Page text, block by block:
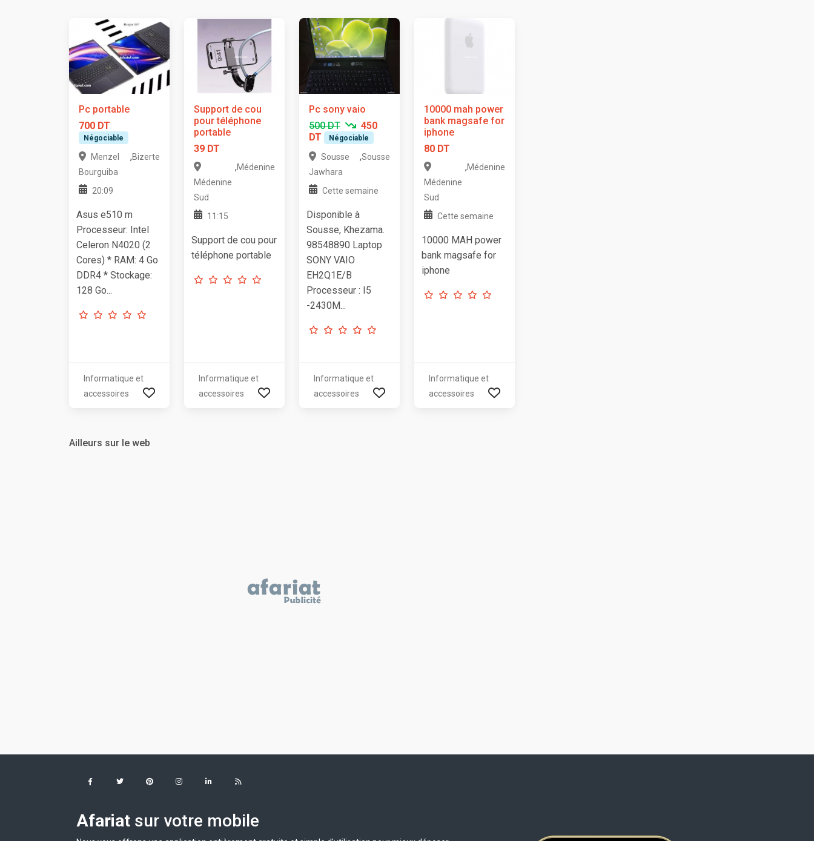
Pc portable
700 DT
Négociable
Menzel
Bourguiba
,Bizerte
20:09
Asus e510 m
Processeur: Intel
Celeron N4020 (2
Cores) * RAM: 4 Go
DDR4 * Stockage:
128 Go...
Informatique et
accessoires
Support de cou
pour téléphone
portable
39 DT
Médenine
Sud
,Médenine
11:15
Support de cou pour
téléphone portable
Informatique et
accessoires
Pc sony vaio
500 DT
450
DT
Négociable
Sousse
Jawhara
,Sousse
Cette semaine
Disponible à
Sousse, Khezama.
98548890 Laptop
SONY VAIO
EH2Q1E/B
Processeur : I5
-2430M...
Informatique et
accessoires
10000 mah power
bank magsafe for
iphone
80 DT
Médenine
Sud
,Médenine
Cette semaine
10000 MAH power
bank magsafe for
iphone
Informatique et
accessoires
Ailleurs sur le web
Afariat sur votre mobile